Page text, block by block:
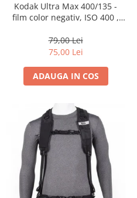
Kodak Ultra Max 400/135 -
film color negativ, ISO 400 ,
79,00 Lei
75,00 Lei
ADAUGA IN COS